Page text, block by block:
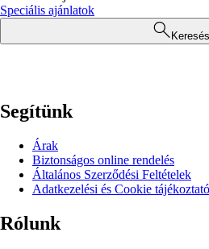
Speciális ajánlatok
Keresés
Segítünk
Árak
Biztonságos online rendelés
Általános Szerződési Feltételek
Adatkezelési és Cookie tájékoztató
Rólunk